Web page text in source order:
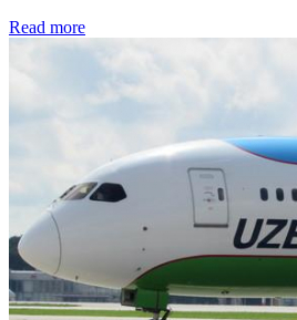
Read more